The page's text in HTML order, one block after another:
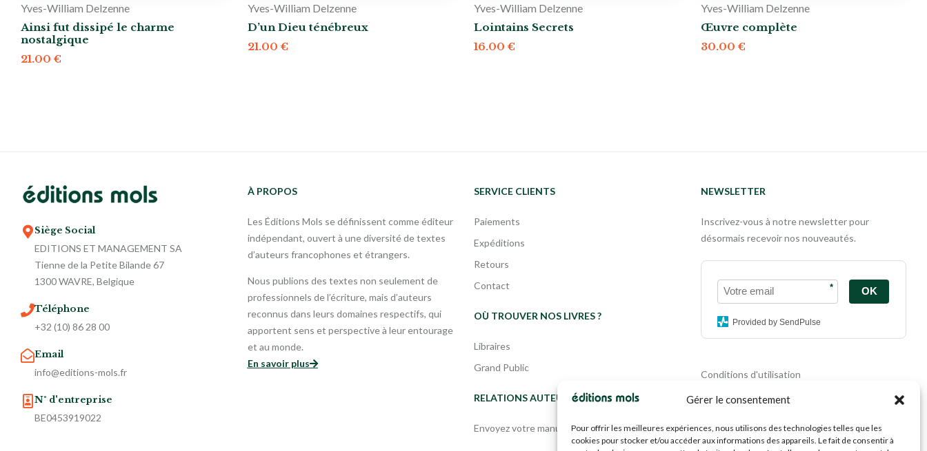
Gérer le consentement
Pour offrir les meilleures expériences, nous utilisons des technologies telles que les
cookies pour stocker et/ou accéder aux informations des appareils. Le fait de consentir à
Yves-William Delzenne
Ainsi fut dissipé le charme
nostalgique
21.00 €
Yves-William Delzenne
D’un Dieu ténébreux
21.00 €
Yves-William Delzenne
Lointains Secrets
16.00 €
Yves-William Delzenne
Œuvre complète
30.00 €
Siège Social
EDITIONS ET MANAGEMENT SA
Tienne de la Petite Bilande 67
1300 WAVRE, Belgique
Téléphone
+32 (10) 86 28 00
Email
info@editions-mols.fr
N° d'entreprise
BE0453919022
À PROPOS
Les Éditions Mols se définissent comme éditeur
indépendant, ouvert à une diversité de textes
d’auteurs francophones et étrangers.
Nous publions des textes non seulement de
professionnels de l’écriture, mais d’auteurs
reconnus dans leurs domaines respectifs, qui
apportent sens et perspective à leur entourage
et au monde.
En savoir plus
SERVICE CLIENTS
Paiements
Expéditions
Retours
Contact
OÙ TROUVER NOS LIVRES ?
Libraires
Grand Public
RELATIONS AUTEURS
Envoyez votre manuscrit
NEWSLETTER
Inscrivez-vous à notre newsletter pour
désormais recevoir nos nouveautés.
* OK
Provided by SendPulse
Conditions d'utilisation
Politique de cookies
Mentions légales
Propriété intellectuelle